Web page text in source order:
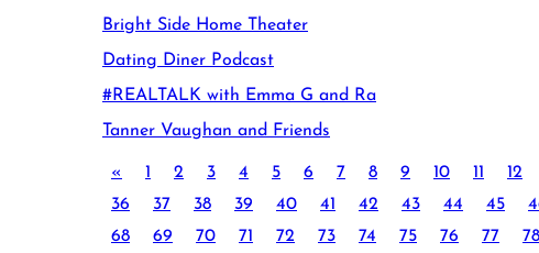
Bright Side Home Theater
Dating Diner Podcast
#REALTALK with Emma G and Ra
Tanner Vaughan and Friends
« 1 2 3 4 5 6 7 8 9 10 11 12
36
37 38 39 40 41 42 43 44 45
68
69 70 71 72 73 74 75 76 77 78